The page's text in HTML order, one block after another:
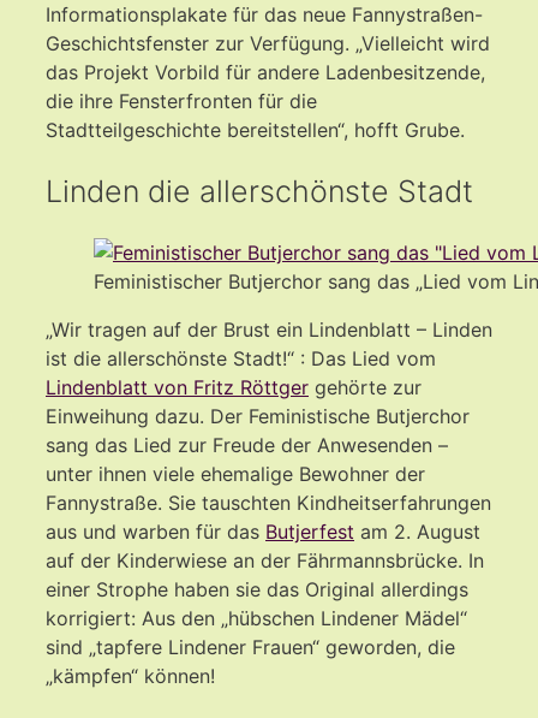
Informationsplakate für das neue Fannystraßen-
Geschichtsfenster zur Verfügung. „Vielleicht wird
das Projekt Vorbild für andere Ladenbesitzende,
die ihre Fensterfronten für die
Stadtteilgeschichte bereitstellen“, hofft Grube.
Linden die allerschönste Stadt
Feministischer Butjerchor sang das „Lied vom
„Wir tragen auf der Brust ein Lindenblatt – Linden
ist die allerschönste Stadt!“ : Das Lied vom
Lindenblatt von Fritz Röttger gehörte zur
Einweihung dazu. Der Feministische Butjerchor
sang das Lied zur Freude der Anwesenden –
unter ihnen viele ehemalige Bewohner der
Fannystraße. Sie tauschten Kindheitserfahrungen
aus und warben für das Butjerfest am 2. August
auf der Kinderwiese an der Fährmannsbrücke. In
einer Strophe haben sie das Original allerdings
korrigiert: Aus den „hübschen Lindener Mädel“
sind „tapfere Lindener Frauen“ geworden, die
„kämpfen“ können!